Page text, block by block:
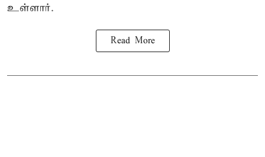
உள்ளார்.
Read More